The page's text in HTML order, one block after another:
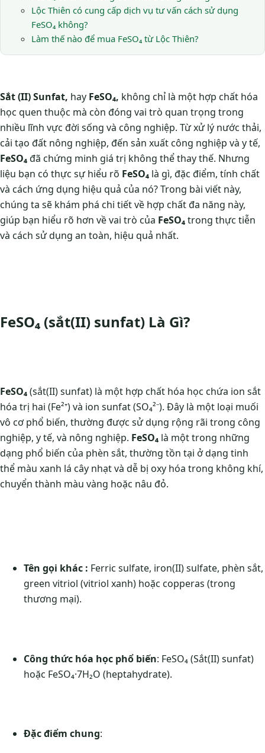
Lộc Thiên có cung cấp dịch vụ tư vấn cách sử dụng
FeSO₄ không?
Làm thế nào để mua FeSO₄ từ Lộc Thiên?
Sắt (II) Sunfat, hay FeSO₄, không chỉ là một hợp chất hóa
học quen thuộc mà còn đóng vai trò quan trọng trong
nhiều lĩnh vực đời sống và công nghiệp. Từ xử lý nước thải,
cải tạo đất nông nghiệp, đến sản xuất công nghiệp và y tế,
FeSO₄đã chứng minh giá trị không thể thay thế. Nhưng
liệu bạn có thực sự hiểu rõ FeSO₄ là gì, đặc điểm, tính chất
và cách ứng dụng hiệu quả của nó? Trong bài viết này,
chúng ta sẽ khám phá chi tiết về hợp chất đa năng này,
giúp bạn hiểu rõ hơn về vai trò của FeSO₄trong thực tiễn
và cách sử dụng an toàn, hiệu quả nhất.
FeSO₄ (sắt(II) sunfat) Là Gì?
FeSO₄(sắt(II) sunfat) là một hợp chất hóa học chứa ion sắt
hóa trị hai (Fe²⁺) và ion sunfat (SO₄²⁻). Đây là một loại muối
vô cơ phổ biến, thường được sử dụng rộng rãi trong công
nghiệp, y tế, và nông nghiệp. FeSO₄ là một trong những
dạng phổ biến của phèn sắt, thường tồn tại ở dạng tinh
thể màu xanh lá cây nhạt và dễ bị oxy hóa trong không khí,
chuyển thành màu vàng hoặc nâu đỏ.
Tên gọi khác : Ferric sulfate, iron(II) sulfate, phèn sắt,
green vitriol (vitriol xanh) hoặc copperas (trong
thương mại).
Công thức hóa học phổ biến: FeSO₄ (Sắt(II) sunfat)
hoặc FeSO₄·7H₂O (heptahydrate).
Đặc điểm chung: